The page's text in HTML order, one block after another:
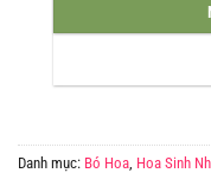
Danh mục: Bó Hoa Hoa Sinh